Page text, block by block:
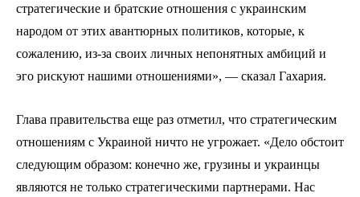
стратегические и братские отношения с украинским
народом от этих авантюрных политиков, которые, к
сожалению, из-за своих личных непонятных амбиций и
эго рискуют нашими отношениями», — сказал Гахария.
Глава правительства еще раз отметил, что стратегическим
отношениям с Украиной ничто не угрожает. «Дело обстоит
следующим образом: конечно же, грузины и украинцы
являются не только стратегическими партнерами. Нас